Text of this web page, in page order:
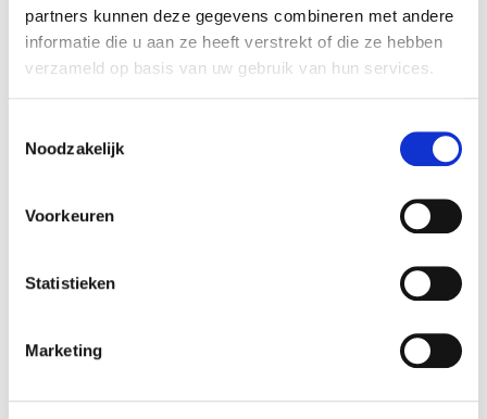
partners kunnen deze gegevens combineren met andere
informatie die u aan ze heeft verstrekt of die ze hebben
verzameld op basis van uw gebruik van hun services.
Noodzakelijk
Voorkeuren
Statistieken
Marketing
Sansidor Group
Sansidor, part of IK Invest and HC Partners, is a
inspections, certifications, audits, training, and
For more information, please see: Sansidor Group.
Domeyn milieu adviesgroep
experts in soil, construction materials, and the
environment.